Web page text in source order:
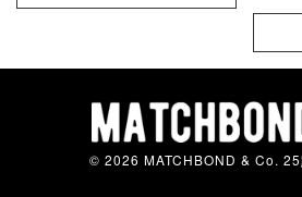
© 2026 MATCHBOND & Co. 25